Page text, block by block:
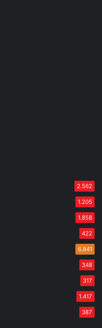
2.562
1.205
1.858
422
6.841
348
317
1.417
387